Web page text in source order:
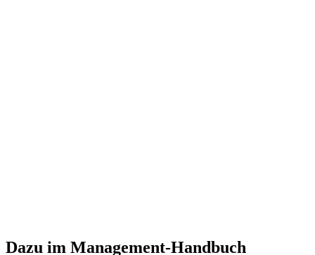
Dazu im Management-Handbuch